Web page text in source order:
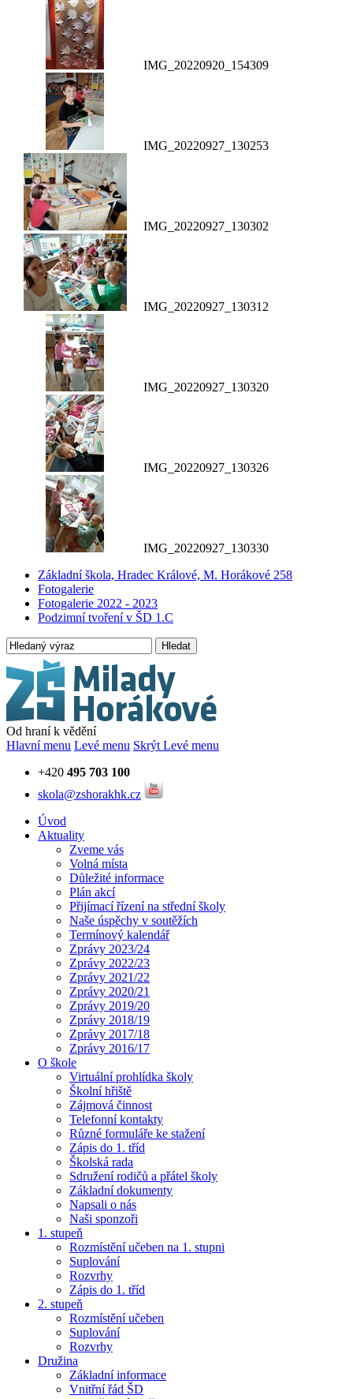
IMG_20220920_154309
IMG_20220927_130253
IMG_20220927_130302
IMG_20220927_130312
IMG_20220927_130320
IMG_20220927_130326
IMG_20220927_130330
Základní škola, Hradec Králové, M. Horákové 258
Fotogalerie
Fotogalerie 2022 - 2023
Podzimní tvoření v ŠD 1.C
Hledat
Od hraní k vědění
Hlavní menu Levé menu Skrýt Levé menu
+420 495 703 100
skola@zshorakhk.cz
Úvod
Aktuality
Zveme vás
Volná místa
Důležité informace
Plán akcí
Přijímací řízení na střední školy
Naše úspěchy v soutěžích
Termínový kalendář
Zprávy 2023/24
Zprávy 2022/23
Zprávy 2021/22
Zprávy 2020/21
Zprávy 2019/20
Zprávy 2018/19
Zprávy 2017/18
Zprávy 2016/17
O škole
Virtuální prohlídka školy
Školní hřiště
Zájmová činnost
Telefonní kontakty
Různé formuláře ke stažení
Zápis do 1. tříd
Školská rada
Sdružení rodičů a přátel školy
Základní dokumenty
Napsali o nás
Naši sponzoři
1. stupeň
Rozmístění učeben na 1. stupni
Suplování
Rozvrhy
Zápis do 1. tříd
2. stupeň
Rozmístění učeben
Suplování
Rozvrhy
Družina
Základní informace
Vnitřní řád ŠD